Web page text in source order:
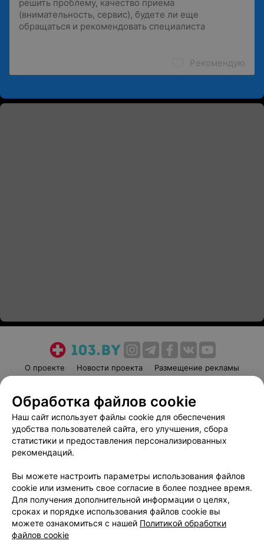
Рекомендую
О проекте Новости проекта
Размещение рекламы
Пользовательское соглашение
Способы оплаты
Вакансии
Партнеры
Написать руководителю 103.by
Обработка персональных данных
Обработка файлов cookie
Наш сайт использует файлы cookie для обеспечения
удобства пользователей сайта, его улучшения, сбора
статистики и предоставления персонализированных
рекомендаций.
Вы можете настроить параметры использования файлов
cookie или изменить свое согласие в более позднее время.
Для получения дополнительной информации о целях,
сроках и порядке использования файлов cookie вы
можете ознакомиться с нашей Политикой обработки
файлов cookie